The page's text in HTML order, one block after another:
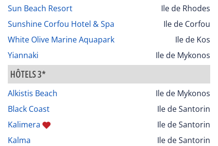
Sun Beach Resort
Ile de Rhodes
Sunshine Corfou Hotel & Spa
Ile de Corfou
White Olive Marine Aquapark
Ile de Kos
Yiannaki
Ile de Mykonos
HÔTELS 3*
Alkistis Beach
Ile de Mykonos
Black Coast
Ile de Santorin
Kalimera
Ile de Santorin
Kalma
Ile de Santorin